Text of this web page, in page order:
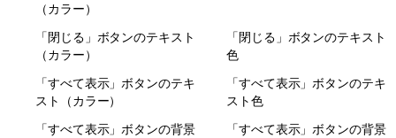
（カラー）
「閉じる」ボタンのテキスト
（カラー）
「閉じる」ボタンのテキスト
色
「すべて表示」ボタンのテキ
スト（カラー）
「すべて表示」ボタンのテキ
スト色
「すべて表示」ボタンの背景
「すべて表示」ボタンの背景